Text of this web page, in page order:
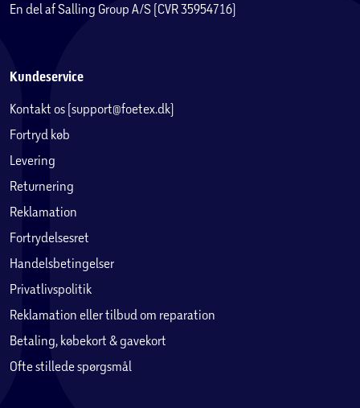
En del af Salling Group A/S (CVR 35954716)
Kundeservice
Kontakt os (support@foetex.dk)
Fortryd køb
Levering
Returnering
Reklamation
Fortrydelsesret
Handelsbetingelser
Privatlivspolitik
Reklamation eller tilbud om reparation
Betaling, købekort & gavekort
Ofte stillede spørgsmål